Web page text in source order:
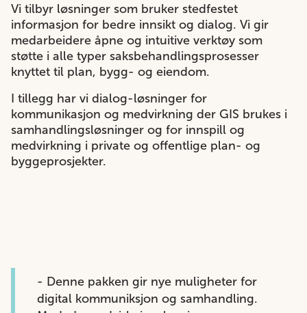
Vi tilbyr løsninger som bruker stedfestet
informasjon for bedre innsikt og dialog. Vi gir
medarbeidere åpne og intuitive verktøy som
støtte i alle typer saksbehandlingsprosesser
knyttet til plan, bygg- og eiendom.
I tillegg har vi dialog-løsninger for
kommunikasjon og medvirkning der GIS brukes i
samhandlingsløsninger og for innspill og
medvirkning i private og offentlige plan- og
byggeprosjekter.
- Denne pakken gir nye muligheter for
digital kommuniksjon og samhandling.